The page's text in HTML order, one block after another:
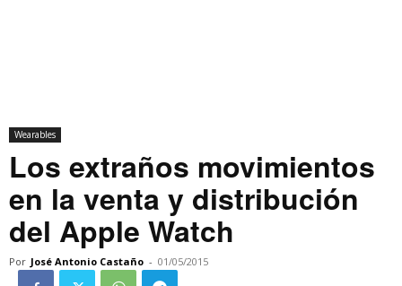
Wearables
Los extraños movimientos
en la venta y distribución
del Apple Watch
Por José Antonio Castaño - 01/05/2015